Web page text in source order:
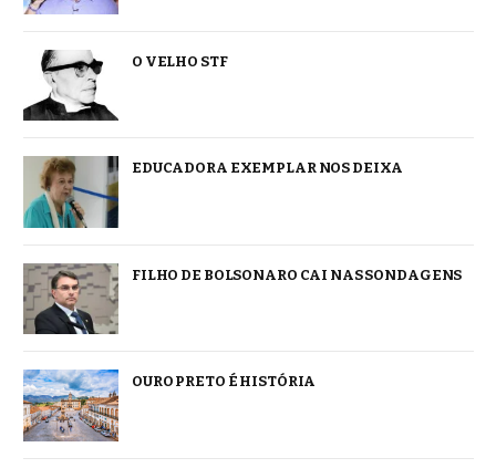
O VELHO STF
EDUCADORA EXEMPLAR NOS DEIXA
FILHO DE BOLSONARO CAI NAS SONDAGENS
OURO PRETO É HISTÓRIA